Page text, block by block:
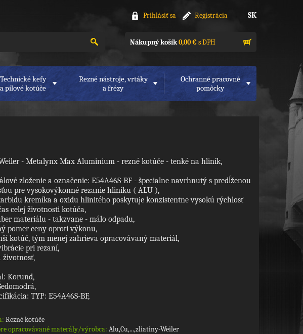
Prihlásiť sa Registrácia SK
Nákupný košík0,00 €s DPH
Technické kefy
a pílové kotúče
Rezné nástroje, vrtáky
a frézy
Ochranné pracovné
pomôcky
- Metalynx Max Aluminium - rezné kotúče - tenké na hliník,
zloženie a označenie: E54A46S-BF - špecialne navrhnutý s predĺženou
pre vysokovýkonné rezanie hliníku ( ALU ),
kremíka a oxidu hlinitého poskytuje konzistentne vysokú rýchlosť
celej životnosti kotúča,
materiálu - takzvane - málo odpadu,
pomer ceny oproti výkonu,
kotúč, tým menej zahrieva opracovávaný materiál,
pri rezaní,
životnosť,
Korund,
TYP: E54A46S-BF,
Rezné kotúče
opracovávané materály/výrobca: Alu,Cu,...,zliatiny-Weiler